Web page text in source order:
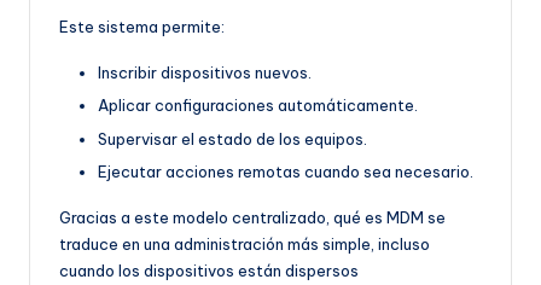
Este sistema permite:
Inscribir dispositivos nuevos.
Aplicar configuraciones automáticamente.
Supervisar el estado de los equipos.
Ejecutar acciones remotas cuando sea necesario.
Gracias a este modelo centralizado, qué es MDM se
traduce en una administración más simple, incluso
cuando los dispositivos están dispersos